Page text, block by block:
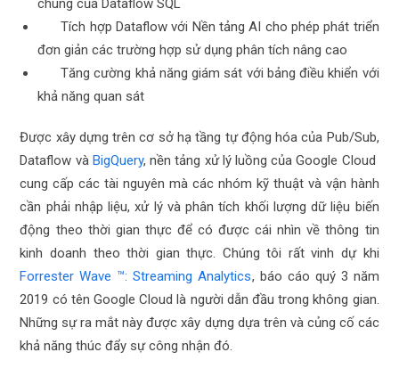
chung của Dataflow SQL
Tích hợp Dataflow với Nền tảng AI cho phép phát triển
đơn giản các trường hợp sử dụng phân tích nâng cao
Tăng cường khả năng giám sát với bảng điều khiển với
khả năng quan sát
Được xây dựng trên cơ sở hạ tầng tự động hóa của Pub/Sub,
Dataflow và BigQuery, nền tảng xử lý luồng của Google Cloud
cung cấp các tài nguyên mà các nhóm kỹ thuật và vận hành
cần phải nhập liệu, xử lý và phân tích khối lượng dữ liệu biến
động theo thời gian thực để có được cái nhìn về thông tin
kinh doanh theo thời gian thực. Chúng tôi rất vinh dự khi
Forrester Wave ™: Streaming Analytics, báo cáo quý 3 năm
2019 có tên Google Cloud là người dẫn đầu trong không gian.
Những sự ra mắt này được xây dựng dựa trên và củng cố các
khả năng thúc đẩy sự công nhận đó.